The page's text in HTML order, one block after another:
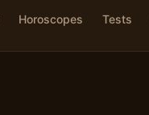
Horoscopes Tests